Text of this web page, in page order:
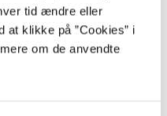
tid ændre eller
klikke på ”Cookies” i
om de anvendte